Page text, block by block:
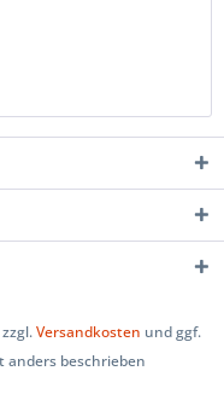
Versandkosten und ggf.
beschrieben